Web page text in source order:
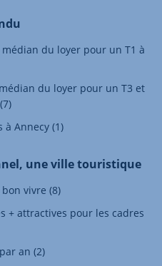
du loyer pour un T1 à
du loyer pour un T3 et
à Annecy (1)
une ville touristique
vivre (8)
+ attractives pour les cadres
an (2)